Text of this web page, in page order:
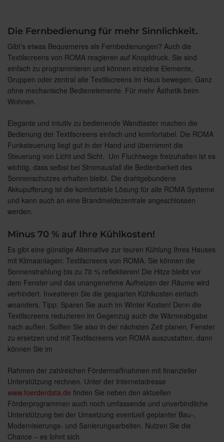
Die Fernbedienung für mehr Sinnlichkeit.
Gibt’s etwas Bequemeres als Fernbedienungen? Auch die
Textilscreens von ROMA reagieren auf Knopfdruck. Sie sind
einfach zu programmieren und können einzelne Elemente,
Gruppen oder zentral alle Textilscreens im Haus bewegen. Ganz
ohne mechanische Bedienelemente. Für mehr Ästhetik beim
Wohnen.
Elegante und intuitiv zu bedienende Wandtaster machen die
Bedienung der Textilscreens einfach und komfortabel. Die ROMA
Funksteuerung liegt gut in der Hand und übernimmt die
Steuerung von Licht und Sicht. Um Fluchtwege freizuhalten ist es
wichtig, dass selbst bei Stromausfall die Bedienbarkeit des
Sonnenschutzes erhalten bleibt. Die drahtgebundene
Akkupufferung ist die komfortable Lösung für alle ROMA Systeme
und kann auch an eine Brandmeldezentrale angeschlossen
werden.
Minus 70 % auf Ihre Kühlkosten!
Es gibt eine günstige Alternative zur teuren Kühlung Ihres Hauses
mit Klimaanlagen: Textilscreens von ROMA. Sie können die
Sonnenstrahlung bis zu 70 % reflektieren! Die Hitze bleibt vor
dem Fenster und das unangenehme Aufheizen der Räume wird
verhindert. Investieren Sie die gesparten Kühlkosten einfach
woanders. Tipp: Sparen Sie auch im Winter Kosten! Denn die
Textilscreens reduzieren im Gegenzug auch die Wärmeabgabe
nach außen. Sollten Sie also in der nächsten Zeit planen, Fenster
zu ersetzen und mit Textilscreens von ROMA auszustatten, dann
können Sie im
Rahmen der zahlreichen Fördermaßnahmen mit finanzieller
Unterstützung rechnen. Unter der Internetadresse
www.foerderdata.de finden Sie neben den aktuellen
Förderprogrammen auch noch umfassende und unverbindliche
Unterstützung bei der Umsetzung eventuell geplanter Bau-,
Modernisierungs- und Sanierungsarbeiten. Nutzen Sie die
Chance – es lohnt sich